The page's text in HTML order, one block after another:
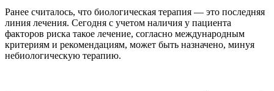
Ранее считалось, что биологическая терапия — это последняя
линия лечения. Сегодня с учетом наличия у пациента
факторов риска такое лечение, согласно международным
критериям и рекомендациям, может быть назначено, минуя
небиологическую терапию.